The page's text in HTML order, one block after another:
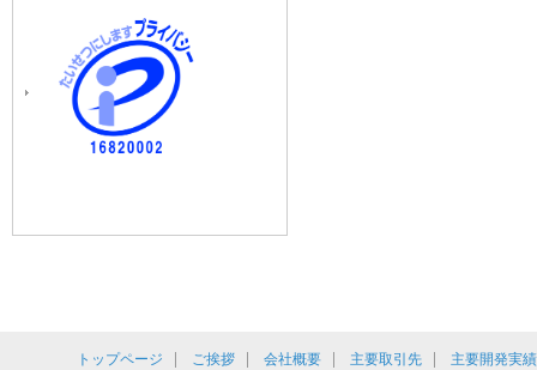
トップページ ご挨拶 会社概要 主要取引先 主要開発実績